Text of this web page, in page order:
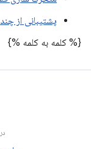
پشتیبانی از
{% کلمه به کلمه %}